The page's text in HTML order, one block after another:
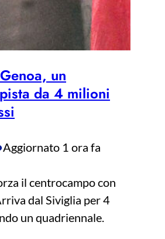
un
da 4 milioni
Aggiornato 1 ora fa
il centrocampo con
dal Siviglia per 4
un quadriennale.